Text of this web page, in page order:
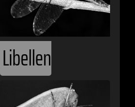
Libellen